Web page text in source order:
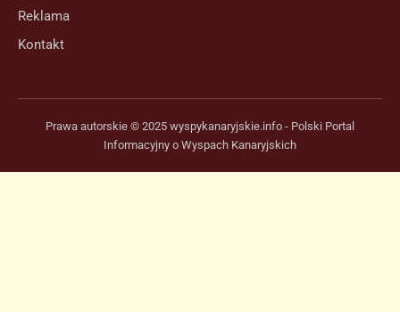
Reklama
Kontakt
Prawa autorskie © 2025 wyspykanaryjskie.info - Polski Portal
Informacyjny o Wyspach Kanaryjskich